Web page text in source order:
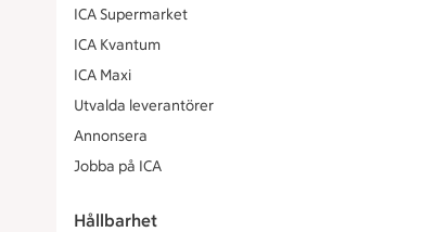
ICA Supermarket
ICA Kvantum
ICA Maxi
Utvalda leverantörer
Annonsera
Jobba på ICA
Hållbarhet